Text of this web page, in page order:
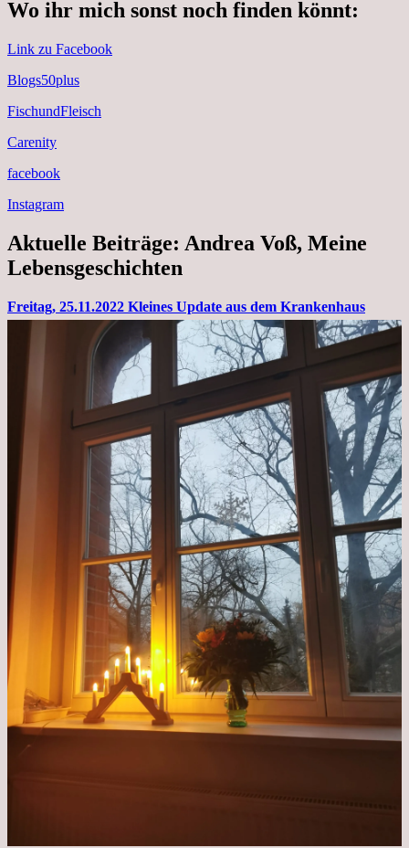
Wo ihr mich sonst noch finden könnt:
Link zu Facebook
Blogs50plus
FischundFleisch
Carenity
facebook
Instagram
Aktuelle Beiträge: Andrea Voß, Meine
Lebensgeschichten
Freitag, 25.11.2022 Kleines Update aus dem Krankenhaus